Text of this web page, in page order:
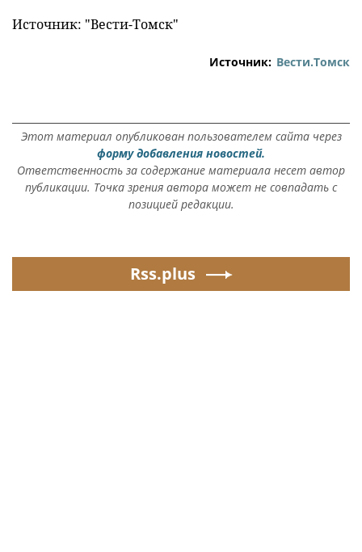
Источник: "Вести-Томск"
Источник: Вести.Томск
Этот материал опубликован пользователем сайта через
форму добавления новостей.
Ответственность за содержание материала несет автор
публикации. Точка зрения автора может не совпадать с
позицией редакции.
Rss.plus